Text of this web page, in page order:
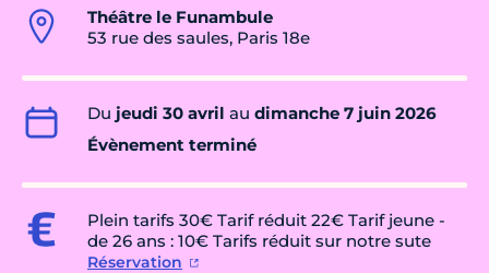
Théâtre le Funambule
53 rue des saules, Paris 18e
Du jeudi 30 avril au dimanche 7 juin 2026
Évènement terminé
Plein tarifs 30€ Tarif réduit 22€ Tarif jeune -
de 26 ans : 10€ Tarifs réduit sur notre sute
Réservation